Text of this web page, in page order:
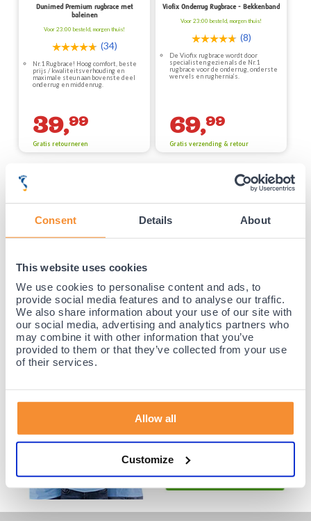
Consent Details About
This website uses cookies
We use cookies to personalise content and ads, to
provide social media features and to analyse our traffic.
We also share information about your use of our site with
our social media, advertising and analytics partners who
may combine it with other information that you’ve
provided to them or that they’ve collected from your use
of their services.
Allow all
Customize
Dunimed Premium rugbrace met
baleinen
Voor 23:00 besteld, morgen thuis!
(34)
Nr.1 Rugbrace! Hoog comfort, beste
prijs / kwaliteitsverhouding en
maximale steun aan bovenste deel
onderrug en middenrug.
39,99
Gratis retourneren
Viofix Onderrug Rugbrace - Bekkenband
Voor 23:00 besteld, morgen thuis!
(8)
De Viofix rugbrace wordt door
specialisten gezien als de Nr.1
rugbrace voor de onderrug, onderste
wervels en rughernia’s.
69,99
Gratis verzending & retour
35 jaar medische ervaring!
Nr.1 in Benelux en Duitsland!
Voor 23:00 besteld, morgen thuis!
Achteraf betalen mogelijk! Nergens goedkoper!